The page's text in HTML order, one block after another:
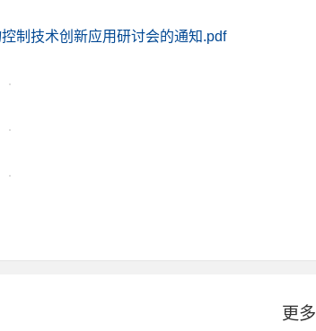
制技术创新应用研讨会的通知.pdf
更多